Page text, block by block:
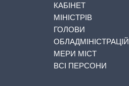
КАБІНЕТ
МІНІСТРІВ
ГОЛОВИ
ОБЛАДМІНІСТРАЦІЙ
МЕРИ МІСТ
ВСІ ПЕРСОНИ